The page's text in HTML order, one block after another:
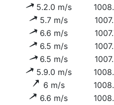
5.2.0 m/s
5.7 m/s
6.6 m/s
6.5 m/s
6.5 m/s
5.9.0 m/s
6 m/s
6.6 m/s